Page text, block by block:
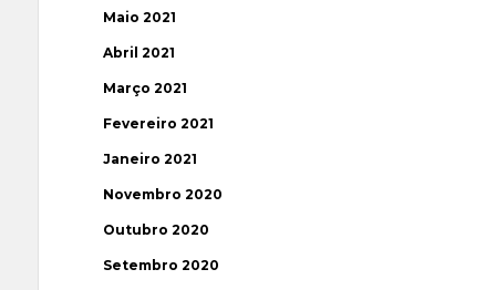
Maio 2021
Abril 2021
Março 2021
Fevereiro 2021
Janeiro 2021
Novembro 2020
Outubro 2020
Setembro 2020